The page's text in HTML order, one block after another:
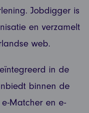
Jobdigger is
en verzamelt
web.
in de
binnen de
Matcher en e-